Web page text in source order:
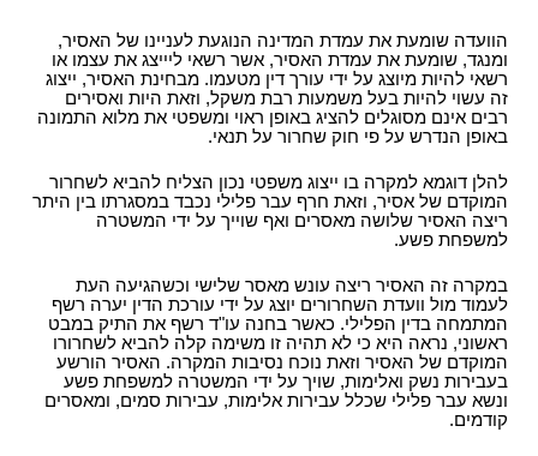
הוועדה שומעת את עמדת המדינה הנוגעת לעניינו של האסיר,
ומנגד, שומעת את עמדת האסיר, אשר רשאי ליייצג את עצמו או
רשאי להיות מיוצג על ידי עורך דין מטעמו. מבחינת האסיר, ייצוג
זה עשוי להיות בעל משמעות רבת משקל, וזאת היות ואסירים
רבים אינם מסוגלים להציג באופן ראוי ומשפטי את מלוא התמונה
באופן הנדרש על פי חוק שחרור על תנאי.
להלן דוגמא למקרה בו ייצוג משפטי נכון הצליח להביא לשחרור
המוקדם של אסיר, וזאת חרף עבר פלילי נכבד במסגרתו בין היתר
ריצה האסיר שלושה מאסרים ואף שוייך על ידי המשטרה
למשפחת פשע.
במקרה זה האסיר ריצה עונש מאסר שלישי וכשהגיעה העת
לעמוד מול וועדת השחרורים יוצג על ידי עורכת הדין יערה רשף
המתמחה בדין הפלילי. כאשר בחנה עו"ד רשף את התיק במבט
ראשוני, נראה היא כי לא תהיה זו משימה קלה להביא לשחרורו
המוקדם של האסיר וזאת נוכח נסיבות המקרה. האסיר הורשע
בעבירות נשק ואלימות, שויך על ידי המשטרה למשפחת פשע
ונשא עבר פלילי שכלל עבירות אלימות, עבירות סמים, ומאסרים
קודמים.